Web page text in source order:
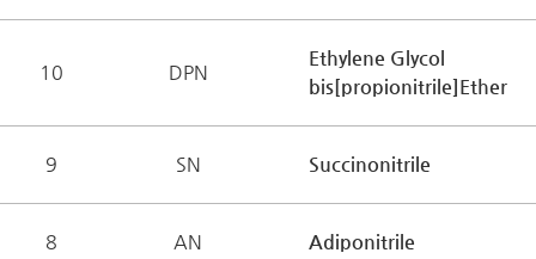
10 DPN
Ethylene Glycol
bis[propionitrile]Ether
9 SN Succinonitrile
8 AN Adiponitrile